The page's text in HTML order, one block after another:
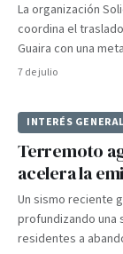
La organización
coordina el
Guaira con una
7 de julio
INTERÉS GENERAL
Terremoto
acelera la
Un sismo reciente
profundizando una
residentes a